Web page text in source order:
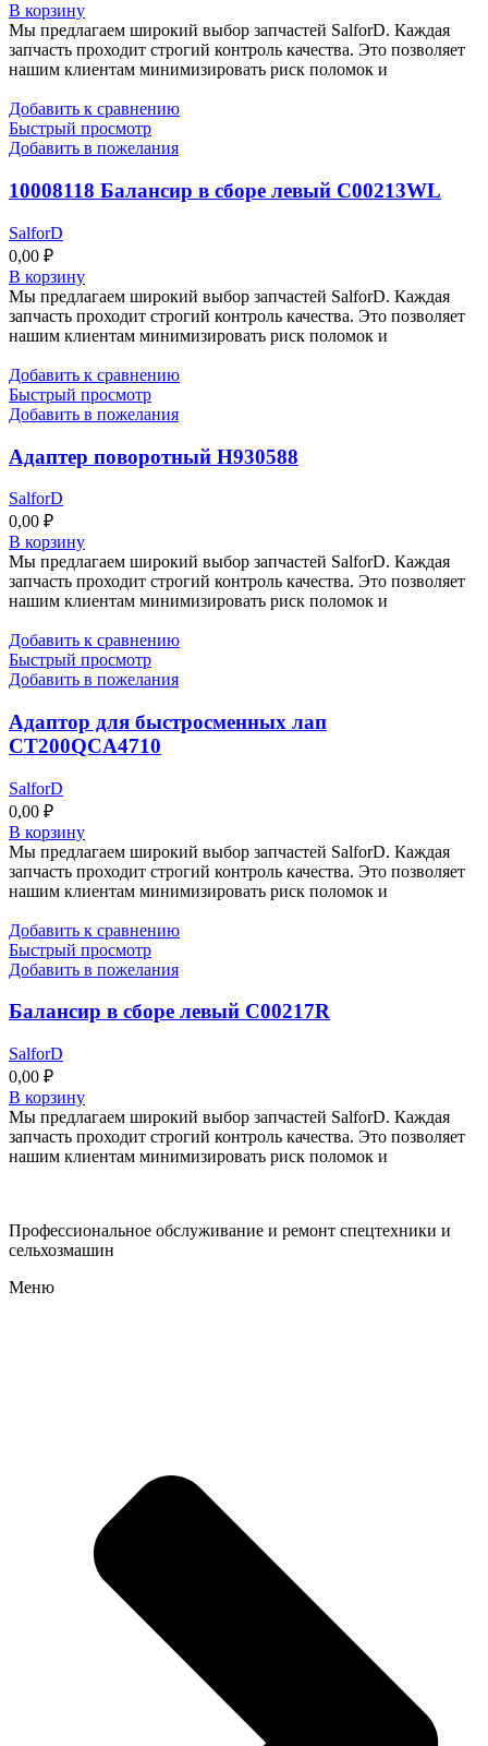
В корзину
Мы предлагаем широкий выбор запчастей SalforD. Каждая
запчасть проходит строгий контроль качества. Это позволяет
нашим клиентам минимизировать риск поломок и
Добавить к сравнению
Быстрый просмотр
Добавить в пожелания
10008118 Балансир в сборе левый C00213WL
SalforD
0,00 ₽
В корзину
Мы предлагаем широкий выбор запчастей SalforD. Каждая
запчасть проходит строгий контроль качества. Это позволяет
нашим клиентам минимизировать риск поломок и
Добавить к сравнению
Быстрый просмотр
Добавить в пожелания
Адаптер поворотный Н930588
SalforD
0,00 ₽
В корзину
Мы предлагаем широкий выбор запчастей SalforD. Каждая
запчасть проходит строгий контроль качества. Это позволяет
нашим клиентам минимизировать риск поломок и
Добавить к сравнению
Быстрый просмотр
Добавить в пожелания
Адаптор для быстросменных лап
CT200QCA4710
SalforD
0,00 ₽
В корзину
Мы предлагаем широкий выбор запчастей SalforD. Каждая
запчасть проходит строгий контроль качества. Это позволяет
нашим клиентам минимизировать риск поломок и
Добавить к сравнению
Быстрый просмотр
Добавить в пожелания
Балансир в сборе левый C00217R
SalforD
0,00 ₽
В корзину
Мы предлагаем широкий выбор запчастей SalforD. Каждая
запчасть проходит строгий контроль качества. Это позволяет
нашим клиентам минимизировать риск поломок и
Профессиональное обслуживание и ремонт спецтехники и
сельхозмашин
Меню